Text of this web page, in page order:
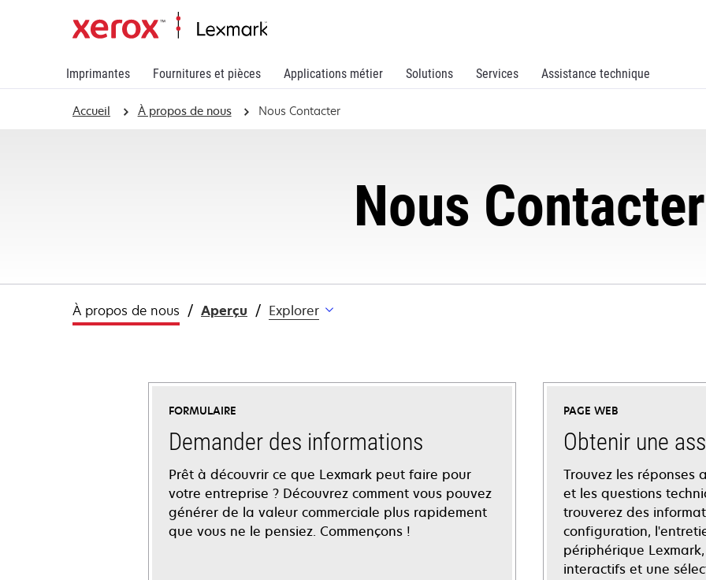
Imprimantes Fournitures et pièces Applications métier Solutions Services Assistance technique
Accueil À propos de nous Nous Contacter
Nous Contacter
À propos de nous Aperçu Explorer
FORMULAIRE
Demander des informations
Prêt à découvrir ce que Lexmark peut faire pour
votre entreprise ? Découvrez comment vous pouvez
générer de la valeur commerciale plus rapidement
que vous ne le pensiez. Commençons !
PAGE WEB
Obtenir une
Trouvez les réponses
et les questions
trouverez des
configuration,
périphérique
interactifs et une